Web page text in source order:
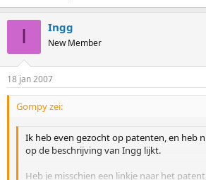
I Ingg
New Member
18 jan 2007
Gompy zei:
Ik heb even gezocht op patenten, en heb
op de beschrijving van Ingg lijkt.
Heb je misschien een linkje naar het